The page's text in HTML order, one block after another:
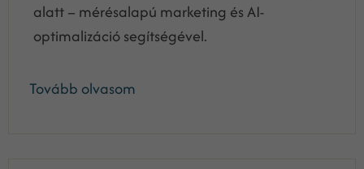
alatt – mérésalapú marketing és AI-
optimalizáció segítségével.
Tovább olvasom